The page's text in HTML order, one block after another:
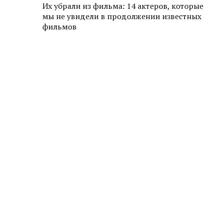
Их убрали из фильма: 14 актеров, которые
мы не увидели в продолжении известных
фильмов